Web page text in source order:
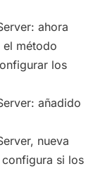
ahora
el método
los
añadido
nueva
si los